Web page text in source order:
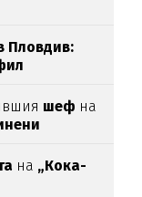
Пловдив:
шеф на
на „Кока-